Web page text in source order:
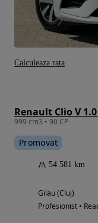
Renault Clio V
999 cm3 • 90 CP
Promovat
54 581 km
Gilau (Cluj)
Profesionist •
Calculeaza rata